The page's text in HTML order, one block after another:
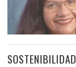
SOSTENIBILIDAD